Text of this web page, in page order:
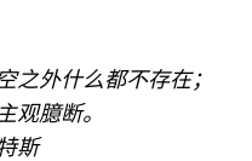
之外什么都不存在；
观臆断。
斯